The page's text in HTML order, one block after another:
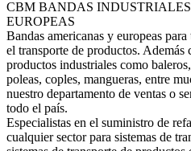
CBM BANDAS
EUROPEAS
Bandas americanas y europeas
el transporte de productos. Además
productos industriales como
poleas, coples, mangueras, entre
nuestro departamento de ventas o
todo el país.
Especialistas en el suministro de
cualquier sector para sistemas de